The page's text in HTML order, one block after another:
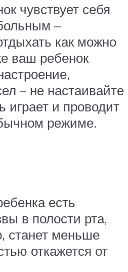
чувствует себя
–
как можно
ваш ребенок
– не настаивайте
играет и проводит
режиме.
есть
в полости рта,
станет меньше
откажется от